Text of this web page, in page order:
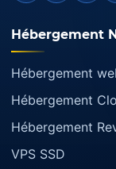
Hébergement
Hébergement
Hébergement
Hébergement
VPS SSD